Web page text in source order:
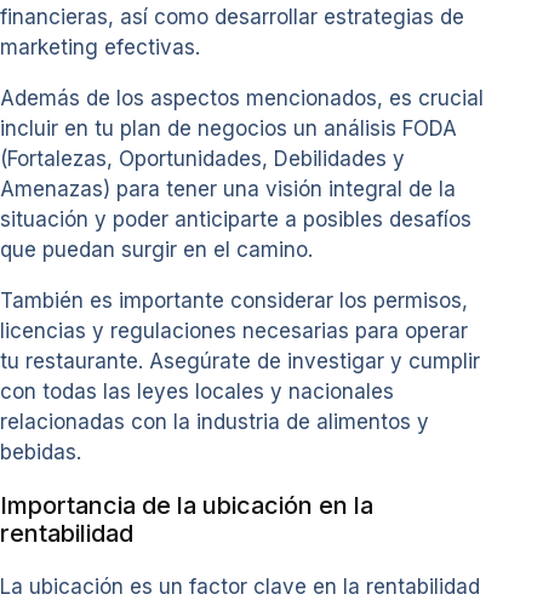
financieras, así como desarrollar estrategias de
marketing efectivas.
Además de los aspectos mencionados, es crucial
incluir en tu plan de negocios un análisis FODA
(Fortalezas, Oportunidades, Debilidades y
Amenazas) para tener una visión integral de la
situación y poder anticiparte a posibles desafíos
que puedan surgir en el camino.
También es importante considerar los permisos,
licencias y regulaciones necesarias para operar
tu restaurante. Asegúrate de investigar y cumplir
con todas las leyes locales y nacionales
relacionadas con la industria de alimentos y
bebidas.
Importancia de la ubicación en la
rentabilidad
La ubicación es un factor clave en la rentabilidad